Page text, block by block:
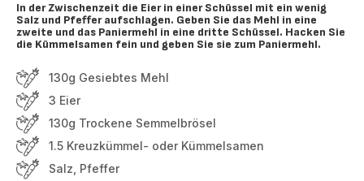
In der Zwischenzeit die Eier in einer Schüssel mit ein wenig
Salz und Pfeffer aufschlagen. Geben Sie das Mehl in eine
zweite und das Paniermehl in eine dritte Schüssel. Hacken Sie
die Kümmelsamen fein und geben Sie sie zum Paniermehl.
130g Gesiebtes Mehl
3 Eier
130g Trockene Semmelbrösel
1.5 Kreuzkümmel- oder Kümmelsamen
Salz, Pfeffer